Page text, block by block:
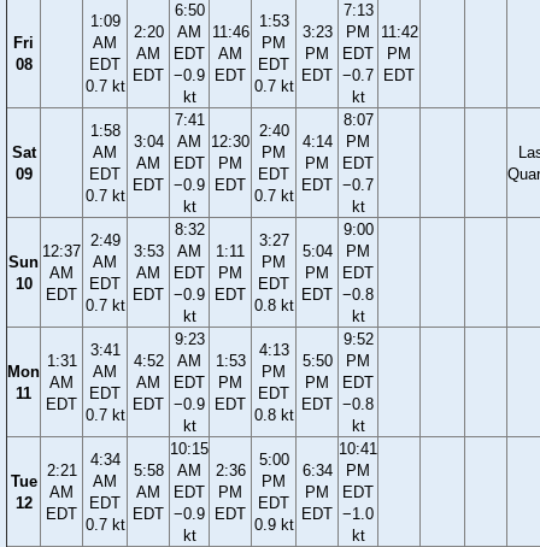
Fri
08
1:09
AM
EDT
0.7 kt
2:20
AM
EDT
6:50
AM
EDT
−0.9
kt
11:46
AM
EDT
1:53
PM
EDT
0.7 kt
3:23
PM
EDT
7:13
PM
EDT
−0.7
kt
11:42
PM
EDT
Sat
09
1:58
AM
EDT
0.7 kt
3:04
AM
EDT
7:41
AM
EDT
−0.9
kt
12:30
PM
EDT
2:40
PM
EDT
0.7 kt
4:14
PM
EDT
8:07
PM
EDT
−0.7
kt
Sun
10
12:37
AM
EDT
2:49
AM
EDT
0.7 kt
3:53
AM
EDT
8:32
AM
EDT
−0.9
kt
1:11
PM
EDT
3:27
PM
EDT
0.8 kt
5:04
PM
EDT
9:00
PM
EDT
−0.8
kt
Mon
11
1:31
AM
EDT
3:41
AM
EDT
0.7 kt
4:52
AM
EDT
9:23
AM
EDT
−0.9
kt
1:53
PM
EDT
4:13
PM
EDT
0.8 kt
5:50
PM
EDT
9:52
PM
EDT
−0.8
kt
Tue
12
2:21
AM
EDT
4:34
AM
EDT
0.7 kt
5:58
AM
EDT
10:15
AM
EDT
−0.9
kt
2:36
PM
EDT
5:00
PM
EDT
0.9 kt
6:34
PM
EDT
10:41
PM
EDT
−1.0
kt